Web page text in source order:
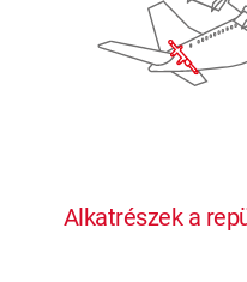
Alkatrészek a